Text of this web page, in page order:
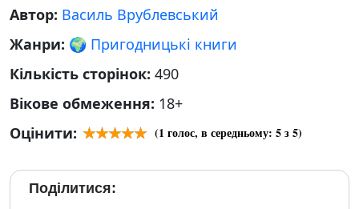
Автор: Василь Врублевський
Жанри: 🌍 Пригодницькі книги
Кількість сторінок: 490
Вікове обмеження: 18+
Оцінити:
(1 голос, в середньому: 5з 5)
Поділитися: